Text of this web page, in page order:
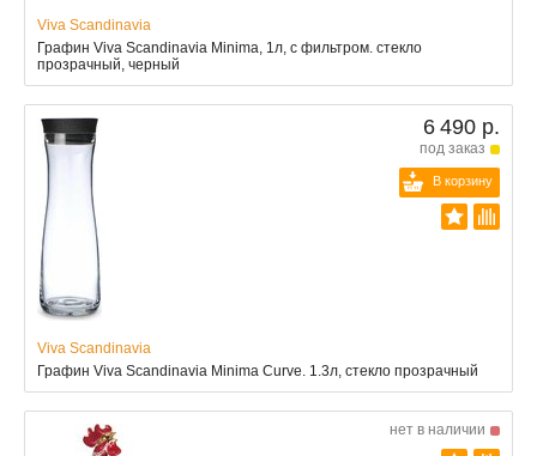
Viva Scandinavia
Графин Viva Scandinavia Minima, 1л, с фильтром. стекло
прозрачный, черный
6 490 р.
под заказ
В корзину
Viva Scandinavia
Графин Viva Scandinavia Minima Curve. 1.3л, стекло прозрачный
нет в наличии